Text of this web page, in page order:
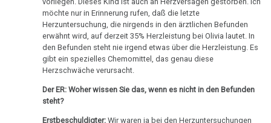
Amstutz:
möchte nur in Erinnerung rufen, daß die letzte
Herzuntersuchung, die nirgends in den ärztlichen Befunden
erwähnt wird, auf derzeit 35% Herzleistung bei Olivia lautet. In
den Befunden steht nie irgend etwas über die Herzleistung. Es
gibt ein spezielles Chemomittel, das genau diese
Herzschwäche verursacht.
Der ER: Woher wissen Sie das, wenn es nicht in den Befunden
steht?
Erstbeschuldigter:Wir waren ja bei den Herzuntersuchungen